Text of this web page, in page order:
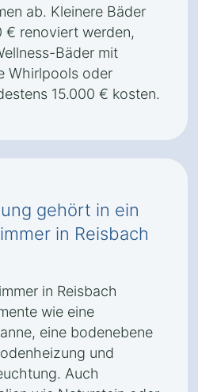
ab. Kleinere Bäder
€ renoviert werden,
Bäder mit
Whirlpools oder
15.000 € kosten.
gehört in ein
in Reisbach
in Reisbach
wie eine
eine bodenebene
und
Auch